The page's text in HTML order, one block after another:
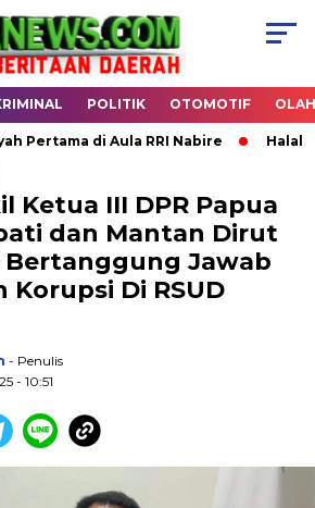
POLITIK OTOMOTIF
di Aula RRI Nabire Halal
Ketua III DPR Papua
dan Mantan Dirut
Bertanggung Jawab
Korupsi Di RSUD
- Penulis
- 10:51